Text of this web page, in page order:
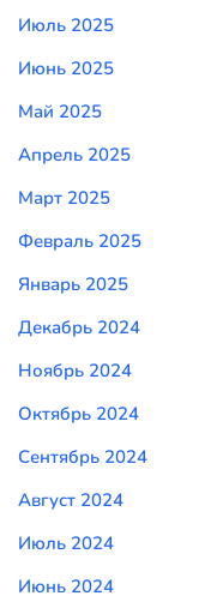
Июль 2025
Июнь 2025
Май 2025
Апрель 2025
Март 2025
Февраль 2025
Январь 2025
Декабрь 2024
Ноябрь 2024
Октябрь 2024
Сентябрь 2024
Август 2024
Июль 2024
Июнь 2024